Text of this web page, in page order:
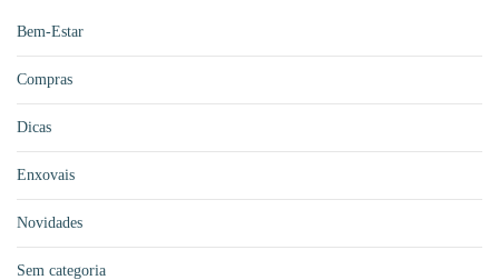
Bem-Estar
Compras
Dicas
Enxovais
Novidades
Sem categoria